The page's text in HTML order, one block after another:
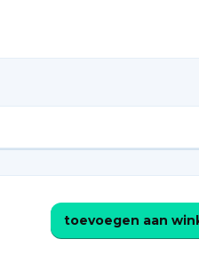
toevoegen aan